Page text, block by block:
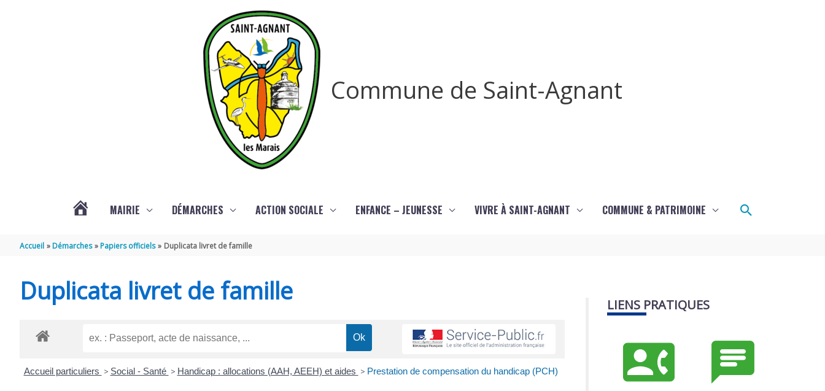
Commune de Saint-Agnant
MAIRIE DÉMARCHES ACTION SOCIALE ENFANCE – JEUNESSE VIVRE À SAINT-AGNANT COMMUNE & PATRIMOINE Rechercher
Accueil Démarches Papiers officiels Duplicata livret de famille
Duplicata livret de famille
Accueil particuliers > Social - Santé > Handicap : allocations (AAH, AEEH) et aides > Prestation de compensation du handicap (PCH)
LIENS PRATIQUES